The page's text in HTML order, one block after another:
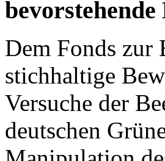
Dem Fonds zur
stichhaltige
Versuche der
deutschen